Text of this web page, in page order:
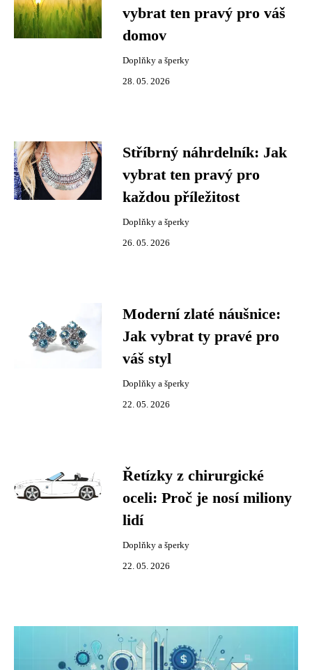
vybrat ten pravý pro váš
domov
Doplňky a šperky
28. 05. 2026
Stříbrný náhrdelník: Jak
vybrat ten pravý pro
každou příležitost
Doplňky a šperky
26. 05. 2026
Moderní zlaté náušnice:
Jak vybrat ty pravé pro
váš styl
Doplňky a šperky
22. 05. 2026
Řetízky z chirurgické
oceli: Proč je nosí miliony
lidí
Doplňky a šperky
22. 05. 2026